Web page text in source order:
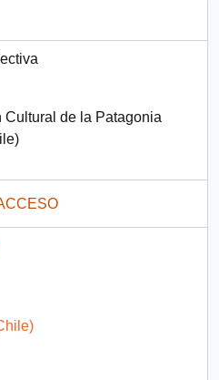
Cultural de la Patagonia